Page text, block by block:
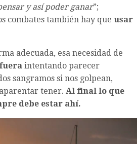
y así poder ganar”;
combates también hay que usar
adecuada, esa necesidad de
intentando parecer
sangramos si nos golpean,
tener. Al final lo que
debe estar ahí.